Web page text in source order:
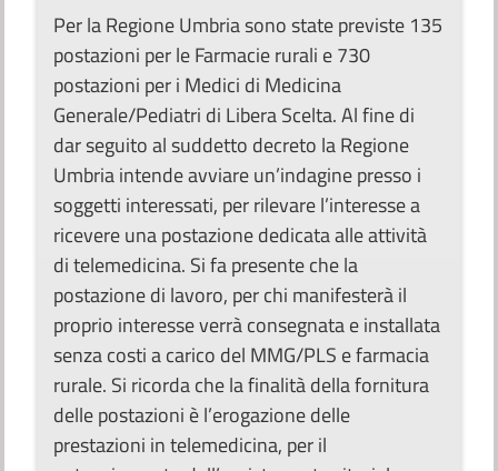
Per la Regione Umbria sono state previste 135
postazioni per le Farmacie rurali e 730
postazioni per i Medici di Medicina
Generale/Pediatri di Libera Scelta. Al fine di
dar seguito al suddetto decreto la Regione
Umbria intende avviare un’indagine presso i
soggetti interessati, per rilevare l’interesse a
ricevere una postazione dedicata alle attività
di telemedicina. Si fa presente che la
postazione di lavoro, per chi manifesterà il
proprio interesse verrà consegnata e installata
senza costi a carico del MMG/PLS e farmacia
rurale. Si ricorda che la finalità della fornitura
delle postazioni è l’erogazione delle
prestazioni in telemedicina, per il